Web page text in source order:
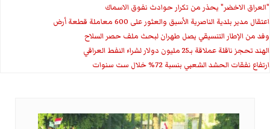
"العراق الاخضر" يحذر من تكرار حوادث نفوق الاسماك
اعتقال مدير بلدية الناصرية الأسبق والعثور على 600 معاملة قطعة أرض
وفد من الإطار التنسيقي يصل طهران لبحث ملف حصر السلاح
الهند تحجز ناقلة عملاقة بـ25 مليون دولار لشراء النفط العراقي
ارتفاع نفقات الحشد الشعبي بنسبة 72% خلال ست سنوات